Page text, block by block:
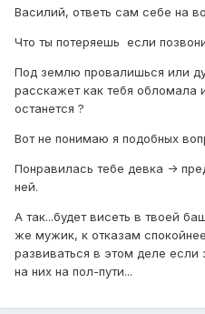
Василий, ответь сам себе на
Что ты потеряешь если
Под землю провалишься или
расскажет как тебя обломала
останется ?
Вот не понимаю я подобных
Понравилась тебе девка ->
ней.
А так...будет висеть в твоей
же мужик, к отказам
развиваться в этом деле если
на них на пол-пути...